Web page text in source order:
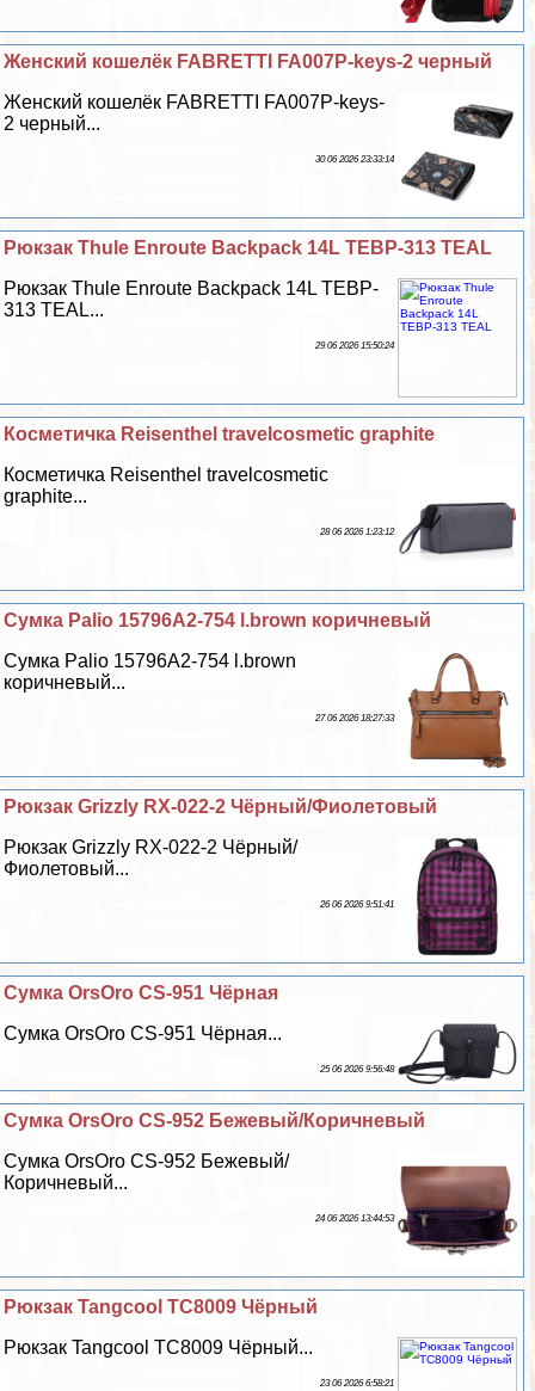
Женский кошелёк FABRETTI FA007P-keys-2 черный
Женский кошелёк FABRETTI FA007P-keys-
2 черный...
30 06 2026 23:33:14
Рюкзак Thule Enroute Backpack 14L TEBP-313 TEAL
Рюкзак Thule Enroute Backpack 14L TEBP-
313 TEAL...
29 06 2026 15:50:24
Косметичка Reisenthel travelcosmetic graphite
Косметичка Reisenthel travelcosmetic
graphite...
28 06 2026 1:23:12
Сумка Palio 15796A2-754 l.brown коричневый
Сумка Palio 15796A2-754 l.brown
коричневый...
27 06 2026 18:27:33
Рюкзак Grizzly RX-022-2 Чёрный/Фиолетовый
Рюкзак Grizzly RX-022-2 Чёрный/
Фиолетовый...
26 06 2026 9:51:41
Сумка OrsOro CS-951 Чёрная
Сумка OrsOro CS-951 Чёрная...
25 06 2026 9:56:48
Сумка OrsOro CS-952 Бежевый/Коричневый
Сумка OrsOro CS-952 Бежевый/
Коричневый...
24 06 2026 13:44:53
Рюкзак Tangcool TC8009 Чёрный
Рюкзак Tangcool TC8009 Чёрный...
23 06 2026 6:58:21